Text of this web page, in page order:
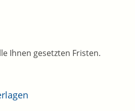
Ihnen gesetzten Fristen.